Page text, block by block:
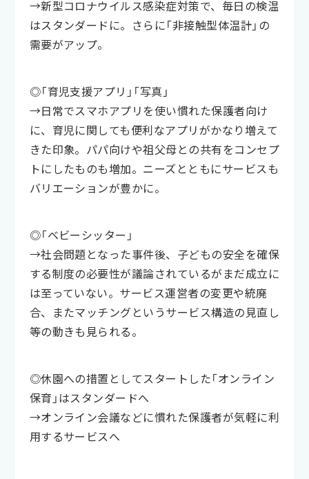
→新型コロナウイルス感染症対策で、毎日の検温
はスタンダードに。さらに「非接触型体温計」の
需要がアップ。
◎「育児支援アプリ」「写真」
→日常でスマホアプリを使い慣れた保護者向け
に、育児に関しても便利なアプリがかなり増えて
きた印象。パパ向けや祖父母との共有をコンセプ
トにしたものも増加。ニーズとともにサービスも
バリエーションが豊かに。
◎「ベビーシッター」
→社会問題となった事件後、子どもの安全を確保
する制度の必要性が議論されているがまだ成立に
は至っていない。サービス運営者の変更や統廃
合、またマッチングというサービス構造の見直し
等の動きも見られる。
◎休園への措置としてスタートした「オンライン
保育」はスタンダードへ
→オンライン会議などに慣れた保護者が気軽に利
用するサービスへ